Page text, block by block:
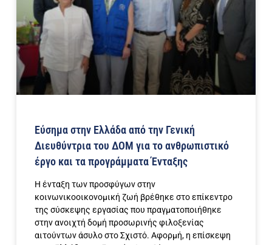
Εύσημα στην Ελλάδα από την Γενική
Διευθύντρια του ΔΟΜ για το ανθρωπιστικό
έργο και τα προγράμματα Ένταξης
Η ένταξη των προσφύγων στην
κοινωνικοοικονομική ζωή βρέθηκε στο επίκεντρο
της σύσκεψης εργασίας που πραγματοποιήθηκε
στην ανοιχτή δομή προσωρινής φιλοξενίας
αιτούντων άσυλο στο Σχιστό. Αφορμή, η επίσκεψη